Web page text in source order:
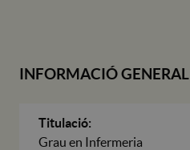
INFORMACIÓ GENERAL
Titulació:
Grau en Infermeria